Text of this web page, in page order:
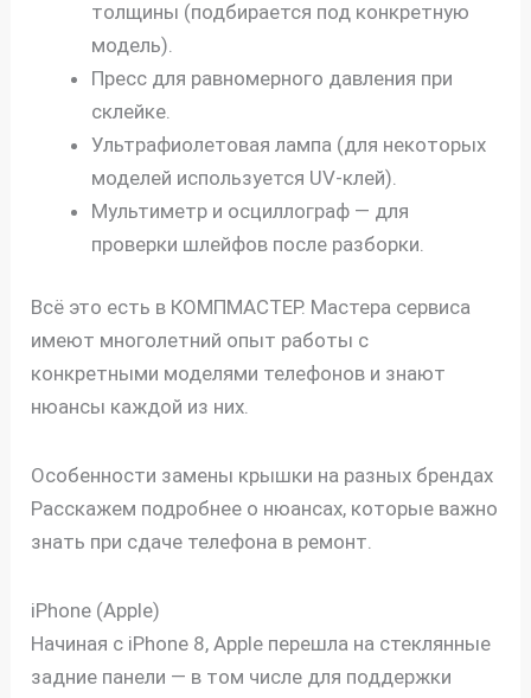
толщины (подбирается под конкретную
модель).
Пресс для равномерного давления при
склейке.
Ультрафиолетовая лампа (для некоторых
моделей используется UV-клей).
Мультиметр и осциллограф — для
проверки шлейфов после разборки.
Всё это есть в КОМПМАСТЕР. Мастера сервиса
имеют многолетний опыт работы с
конкретными моделями телефонов и знают
нюансы каждой из них.
Особенности замены крышки на разных брендах
Расскажем подробнее о нюансах, которые важно
знать при сдаче телефона в ремонт.
iPhone (Apple)
Начиная с iPhone 8, Apple перешла на стеклянные
задние панели — в том числе для поддержки